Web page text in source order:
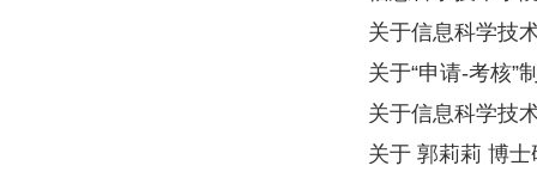
关于信息科学技
关于“申请-考核”
关于信息科学技
关于 郭莉莉 博